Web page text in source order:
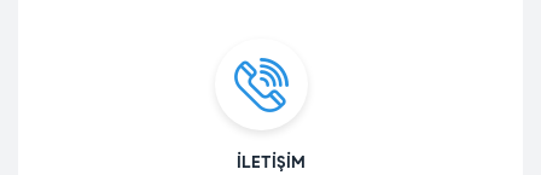
İLETIŞIM